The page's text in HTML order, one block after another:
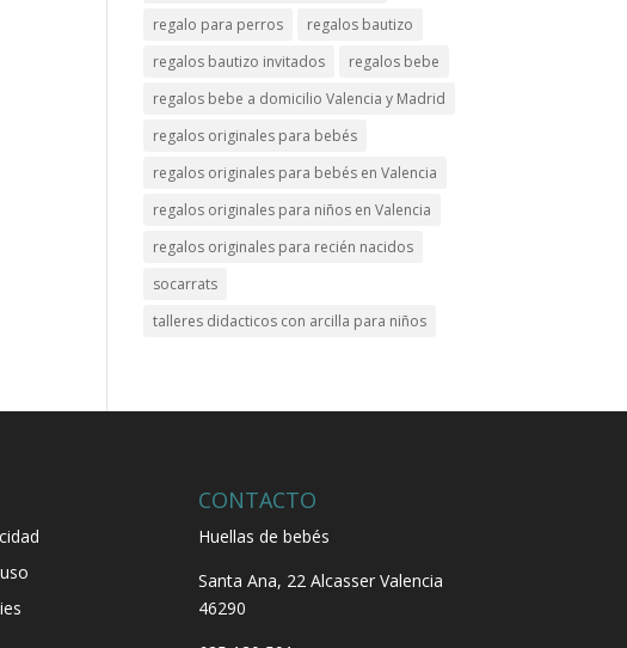
regalo para perros
regalos bautizo
regalos bautizo invitados
regalos bebe
regalos bebe a domicilio Valencia y Madrid
regalos originales para bebés
regalos originales para bebés en Valencia
regalos originales para niños en Valencia
regalos originales para recién nacidos
socarrats
talleres didacticos con arcilla para niños
CONTACTO
Huellas de bebés
Santa Ana, 22Alcasser Valencia
46290